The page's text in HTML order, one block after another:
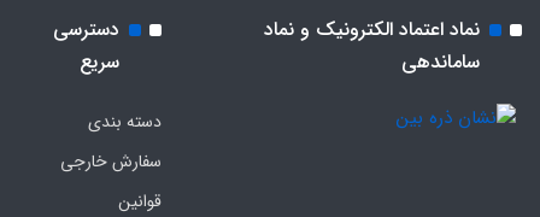
نماد اعتماد الکترونیک و نماد
ساماندهی
دسترسی
سریع
دسته بندی
سفارش خارجی
قوانین